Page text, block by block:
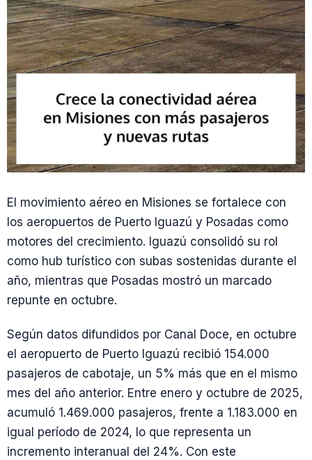
El movimiento aéreo en Misiones se fortalece con
los aeropuertos de Puerto Iguazú y Posadas como
motores del crecimiento. Iguazú consolidó su rol
como hub turístico con subas sostenidas durante el
año, mientras que Posadas mostró un marcado
repunte en octubre.
Según datos difundidos por Canal Doce, en octubre
el aeropuerto de Puerto Iguazú recibió 154.000
pasajeros de cabotaje, un 5% más que en el mismo
mes del año anterior. Entre enero y octubre de 2025,
acumuló 1.469.000 pasajeros, frente a 1.183.000 en
igual período de 2024, lo que representa un
incremento interanual del 24%. Con este